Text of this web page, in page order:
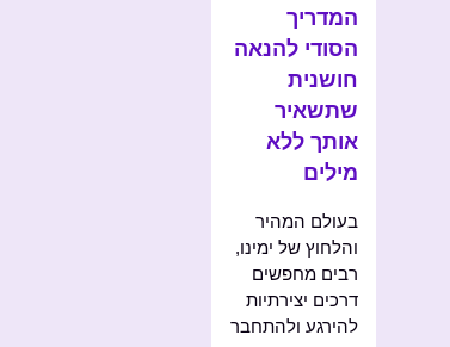
המדריך
הסודי להנאה
חושנית
שתשאיר
אותך ללא
מילים
בעולם המהיר
והלחוץ של ימינו,
רבים מחפשים
דרכים יצירתיות
להירגע ולהתחבר